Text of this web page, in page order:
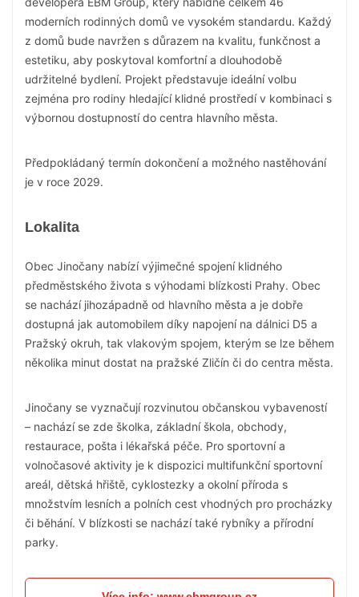
moderních rodinných domů ve vysokém standardu. Každý
z domů bude navržen s důrazem na kvalitu, funkčnost a
estetiku, aby poskytoval komfortní a dlouhodobě
udržitelné bydlení. Projekt představuje ideální volbu
zejména pro rodiny hledající klidné prostředí v kombinaci s
výbornou dostupností do centra hlavního města.
Předpokládaný termín dokončení a možného nastěhování
je v roce 2029.
Lokalita
Obec Jinočany nabízí výjimečné spojení klidného
předměstského života s výhodami blízkosti Prahy. Obec
se nachází jihozápadně od hlavního města a je dobře
dostupná jak automobilem díky napojení na dálnici D5 a
Pražský okruh, tak vlakovým spojem, kterým se lze během
několika minut dostat na pražské Zličín či do centra města.
Jinočany se vyznačují rozvinutou občanskou vybaveností
– nachází se zde školka, základní škola, obchody,
restaurace, pošta i lékařská péče. Pro sportovní a
volnočasové aktivity je k dispozici multifunkční sportovní
areál, dětská hřiště, cyklostezky a okolní příroda s
množstvím lesních a polních cest vhodných pro procházky
či běhání. V blízkosti se nachází také rybníky a přírodní
parky.